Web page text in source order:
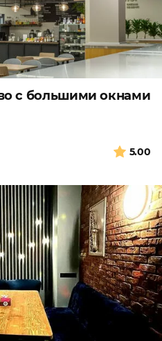
с большими окнами
5.00